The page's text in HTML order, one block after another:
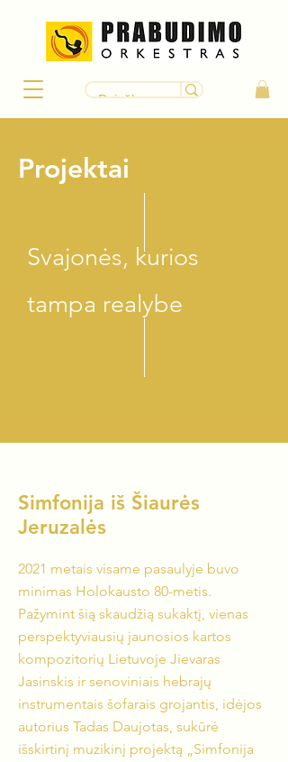
Projektai
Svajonės, kurios
tampa realybe
Simfonija iš Šiaurės
Jeruzalės
2021 metais visame pasaulyje buvo
minimas Holokausto 80-metis.
Pažymint šią skaudžią sukaktį, vienas
perspektyviausių jaunosios kartos
kompozitorių Lietuvoje Jievaras
Jasinskis ir senoviniais hebrajų
instrumentais šofarais grojantis, idėjos
autorius Tadas Daujotas, sukūrė
išskirtinį muzikinį projektą „Simfonija